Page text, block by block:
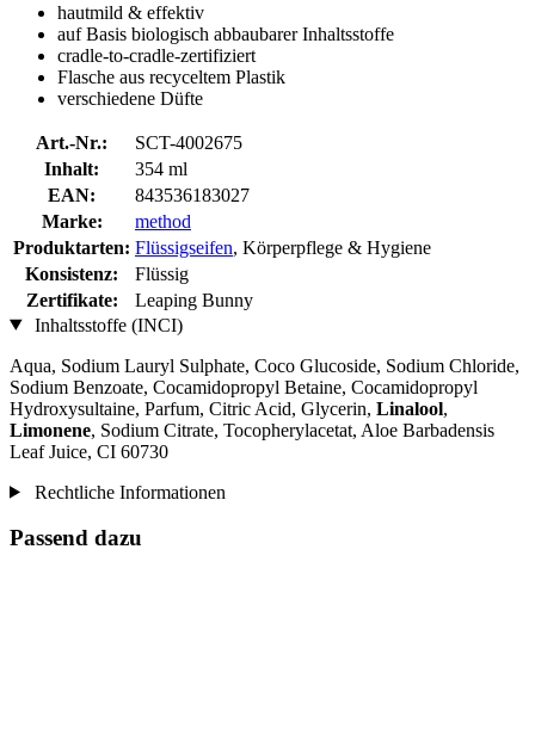
hautmild & effektiv
auf Basis biologisch abbaubarer Inhaltsstoffe
cradle-to-cradle-zertifiziert
Flasche aus recyceltem Plastik
verschiedene Düfte
Art.-Nr.:
SCT-4002675
Inhalt:
354 ml
EAN:
843536183027
Marke:
method
Produktarten: Flüssigseifen, Körperpflege & Hygiene
Konsistenz:
Flüssig
Zertifikate:
Leaping Bunny
Inhaltsstoffe (INCI)
Aqua, Sodium Lauryl Sulphate, Coco Glucoside, Sodium Chloride,
Sodium Benzoate, Cocamidopropyl Betaine, Cocamidopropyl
Hydroxysultaine, Parfum, Citric Acid, Glycerin, Linalool,
Limonene, Sodium Citrate, Tocopherylacetat, Aloe Barbadensis
Leaf Juice, CI 60730
Rechtliche Informationen
Passend dazu